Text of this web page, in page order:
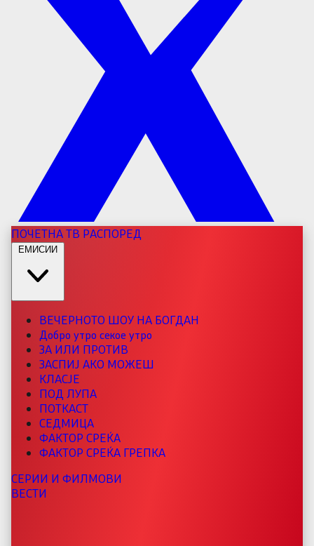
ПОЧЕТНАТВ РАСПОРЕД
ЕМИСИИ
ВЕЧЕРНОТО ШОУ НА БОГДАН
Добро утро секое утро
ЗА ИЛИ ПРОТИВ
ЗАСПИЈ АКО МОЖЕШ
КЛАСЈЕ
ПОД ЛУПА
ПОТКАСТ
СЕДМИЦА
ФАКТОР СРЕЌА
ФАКТОР СРЕЌА ГРЕПКА
СЕРИИ И ФИЛМОВИ
ВЕСТИ